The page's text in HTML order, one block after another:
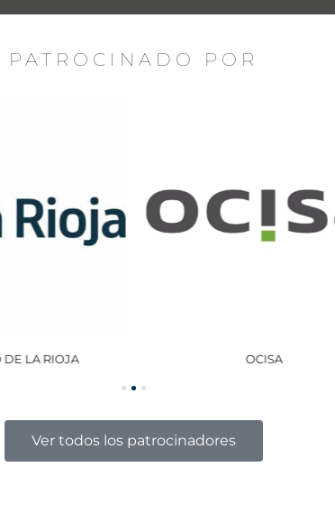
PATROCINADO POR
LA RIOJA OCISA
Ver todos los patrocinadores